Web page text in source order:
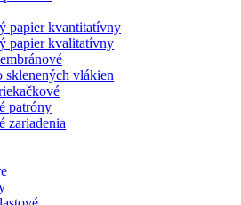
papier kvantitatívny
papier kvalitatívny
sklenených vlákien
patróny
zariadenia